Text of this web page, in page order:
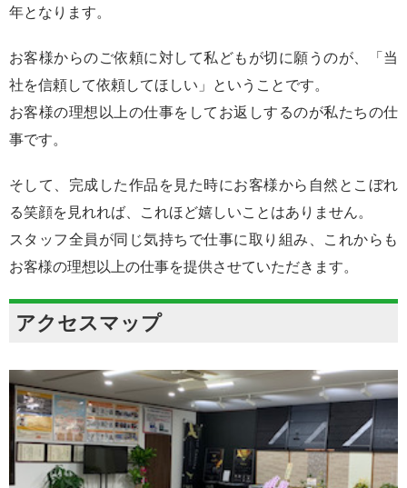
年となります。
お客様からのご依頼に対して私どもが切に願うのが、「当
社を信頼して依頼してほしい」ということです。
お客様の理想以上の仕事をしてお返しするのが私たちの仕
事です。
そして、完成した作品を見た時にお客様から自然とこぼれ
る笑顔を見れれば、これほど嬉しいことはありません。
スタッフ全員が同じ気持ちで仕事に取り組み、これからも
お客様の理想以上の仕事を提供させていただきます。
アクセスマップ